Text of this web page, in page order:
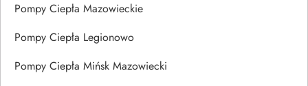
Pompy Ciepła Mazowieckie
Pompy Ciepła Legionowo
Pompy Ciepła Mińsk Mazowiecki